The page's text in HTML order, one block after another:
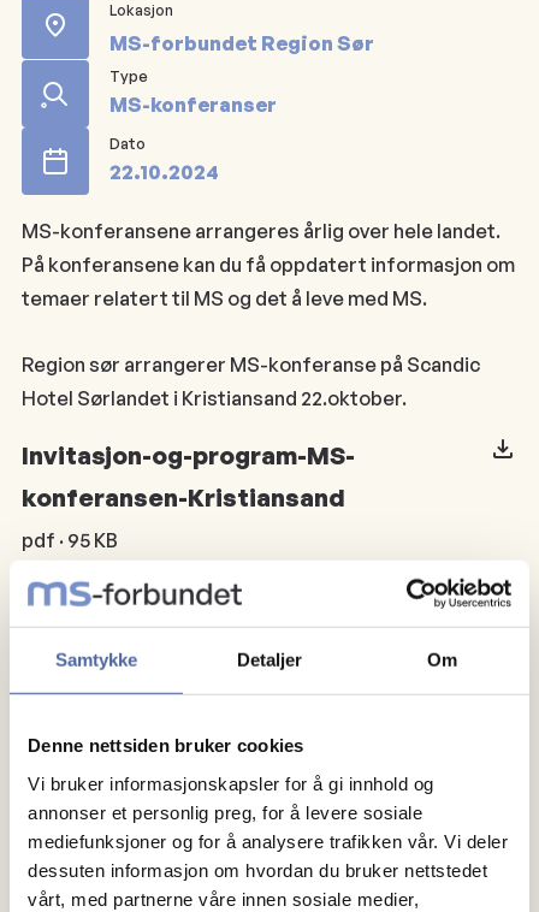
Samtykke Detaljer Om
Denne nettsiden bruker cookies
Vi bruker informasjonskapsler for å gi innhold og
annonser et personlig preg, for å levere sosiale
mediefunksjoner og for å analysere trafikken vår. Vi deler
dessuten informasjon om hvordan du bruker nettstedet
vårt, med partnerne våre innen sosiale medier,
Lokasjon
MS-forbundet Region Sør
Type
MS-konferanser
Dato
22.10.2024
MS-konferansene arrangeres årlig over hele landet.
På konferansene kan du få oppdatert informasjon om
temaer relatert til MS og det å leve med MS.
Region sør arrangerer MS-konferanse på Scandic
Hotel Sørlandet i Kristiansand 22.oktober.
Invitasjon-og-program-MS-
konferansen-Kristiansand
pdf · 95 KB
Påmelding til Lillian Iversen: lill.i@online.no eller tlf. 48
Påmeldingsfrist: 20. september
Informasjon som må oppgis ved påmelding
· Navn, tittel
· Telefonnummer, e-postadresse